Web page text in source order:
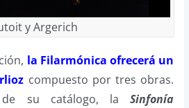
y Argerich
la Filarmónica ofrecerá un
compuesto por tres obras.
de su catálogo, laSinfonía